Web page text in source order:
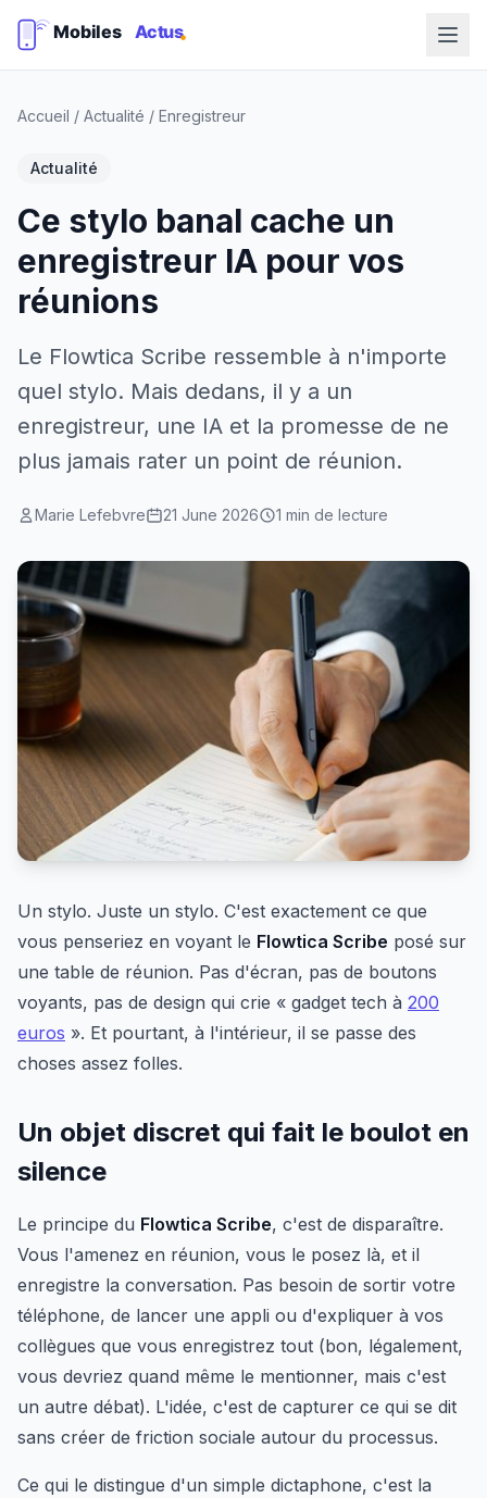
Accueil / Actualité / Enregistreur
Actualité
Ce stylo banal cache un
enregistreur IA pour vos
réunions
Le Flowtica Scribe ressemble à n'importe
quel stylo. Mais dedans, il y a un
enregistreur, une IA et la promesse de ne
plus jamais rater un point de réunion.
Marie Lefebvre 21 June 2026 1 min de lecture
Un stylo. Juste un stylo. C'est exactement ce que
vous penseriez en voyant le Flowtica Scribe posé sur
une table de réunion. Pas d'écran, pas de boutons
voyants, pas de design qui crie « gadget tech à 200
euros ». Et pourtant, à l'intérieur, il se passe des
choses assez folles.
Un objet discret qui fait le boulot en
silence
Le principe du Flowtica Scribe, c'est de disparaître.
Vous l'amenez en réunion, vous le posez là, et il
enregistre la conversation. Pas besoin de sortir votre
téléphone, de lancer une appli ou d'expliquer à vos
collègues que vous enregistrez tout (bon, légalement,
vous devriez quand même le mentionner, mais c'est
un autre débat). L'idée, c'est de capturer ce qui se dit
sans créer de friction sociale autour du processus.
Ce qui le distingue d'un simple dictaphone, c'est la